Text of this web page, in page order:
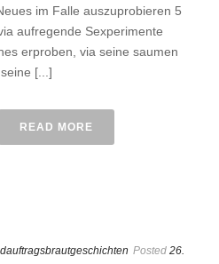
im Falle auszuprobieren 5
aufregende Sexperimente
erproben, via seine saumen
[...]
READ MORE
Posted 26.